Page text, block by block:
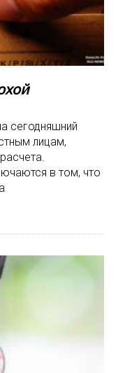
сегодняшний
лицам,
в том, что